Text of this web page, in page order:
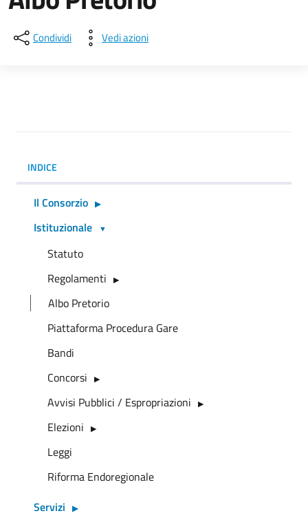
Condividi Vedi azioni
INDICE
Il Consorzio
Istituzionale
Statuto
Regolamenti
Albo Pretorio
Piattaforma Procedura Gare
Bandi
Concorsi
Avvisi Pubblici / Espropriazioni
Elezioni
Leggi
Riforma Endoregionale
Servizi